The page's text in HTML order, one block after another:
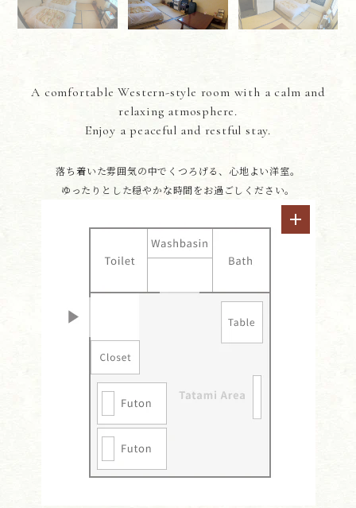
A comfortable Western-style room with a calm and
relaxing atmosphere.
Enjoy a peaceful and restful stay.
落ち着いた雰囲気の中でくつろげる、心地よい洋室。
ゆったりとした穏やかな時間をお過ごしください。